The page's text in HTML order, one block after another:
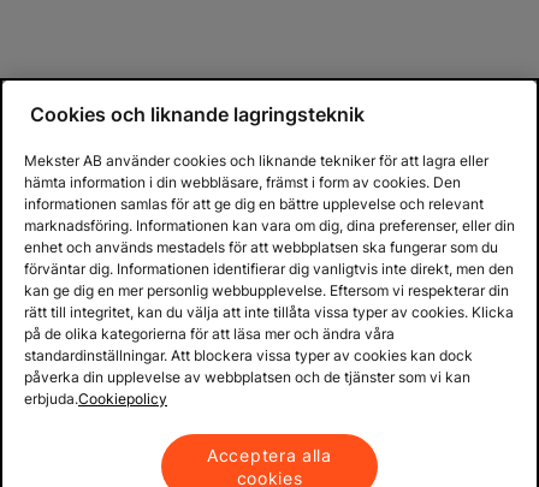
Cookies och liknande lagringsteknik
Mekster AB använder cookies och liknande tekniker för att lagra eller
hämta information i din webbläsare, främst i form av cookies. Den
informationen samlas för att ge dig en bättre upplevelse och relevant
marknadsföring. Informationen kan vara om dig, dina preferenser, eller din
enhet och används mestadels för att webbplatsen ska fungerar som du
förväntar dig. Informationen identifierar dig vanligtvis inte direkt, men den
kan ge dig en mer personlig webbupplevelse. Eftersom vi respekterar din
rätt till integritet, kan du välja att inte tillåta vissa typer av cookies. Klicka
på de olika kategorierna för att läsa mer och ändra våra
standardinställningar. Att blockera vissa typer av cookies kan dock
påverka din upplevelse av webbplatsen och de tjänster som vi kan
erbjuda.Cookiepolicy
Acceptera alla
cookies